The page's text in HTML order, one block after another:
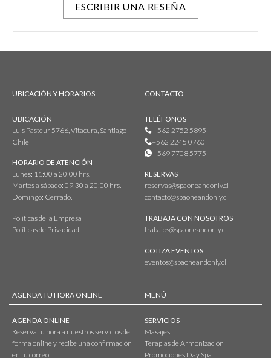
ESCRIBIR UNA RESEÑA
UBICACIÓN Y HORARIOS
UBICACIÓN
Luis Pasteur 5766, Vitacura, Santiago -
Chile
HORARIO DE ATENCIÓN
Lunes: 11:00 a 20:00 hrs.
Martes a sábado: 09:30 a 20:00 hrs.
Domingo: Cerrado.
Políticas de la Empresa
Políticas de Privacidad
CONTACTO
TELÉFONOS
+562 2752 5895
+562 2245 0760
+569 7708 5775
RESERVAS
reservas@spaoneandonly.cl
contacto@spaoneandonly.cl
TRABAJA CON NOSOTROS
trabajos@spaoneandonly.cl
COTIZA EVENTOS
eventos@spaoneandonly.cl
AGENDA TU HORA ONLINE
AGENDA ONLINE
Reserva tu hora a nuestros servicios de
forma online y recibe una confirmación
en tu correo.
MENÚ
SERVICIOS
Masajes
Terapias de Armonización
Promociones Day Spa